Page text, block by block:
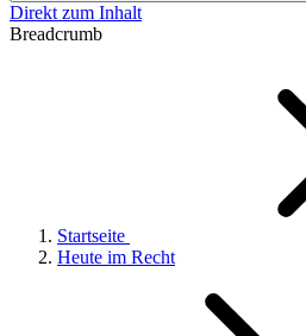
Direkt zum Inhalt
Breadcrumb
Startseite
Heute im Recht